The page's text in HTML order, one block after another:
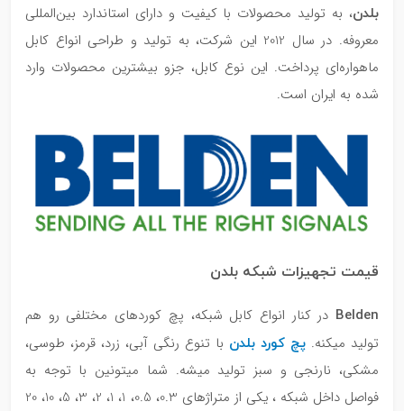
بلدن، به تولید محصولات با کیفیت و دارای استاندارد بین‌المللی
معروفه. در سال 2012 این شرکت، به تولید و طراحی انواع کابل
ماهواره‌ای پرداخت. این نوع کابل، جزو بیشترین محصولات وارد
شده به ایران است.
قیمت تجهیزات شبکه بلدن
Belden در کنار انواع کابل شبکه، پچ کوردهای مختلفی رو هم
تولید میکنه. پچ کورد بلدن با تنوع رنگی آبی، زرد، قرمز، طوسی،
مشکی، نارنجی و سبز تولید میشه. شما میتونین با توجه به
فواصل داخل شبکه ، یکی از متراژهای 0.3، 0.5، 1، 1، 2، 3، 5، 10، 20